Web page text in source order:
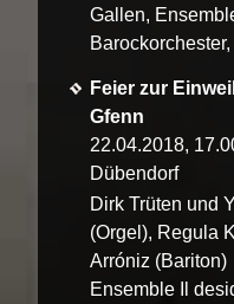
Gallen,
Feier zur
Gfenn
22.04.2018,
Dübendorf
Dirk Trüten und
(Orgel), Regula
Arróniz (Bariton)
Ensemble Il